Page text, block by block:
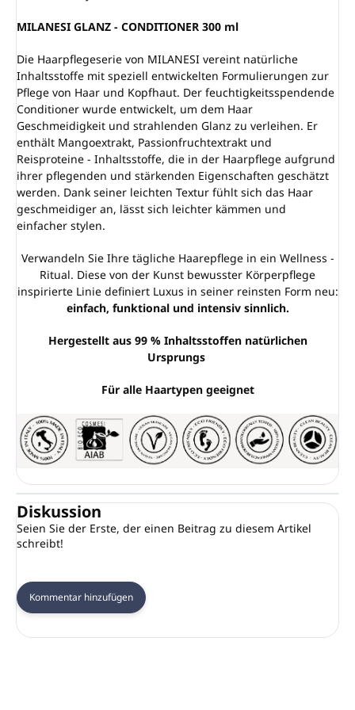
MILANESI GLANZ - CONDITIONER 300 ml
Die Haarpflegeserie von MILANESI vereint natürliche
Inhaltsstoffe mit speziell entwickelten Formulierungen zur
Pflege von Haar und Kopfhaut. Der feuchtigkeitsspendende
Conditioner wurde entwickelt, um dem Haar
Geschmeidigkeit und strahlenden Glanz zu verleihen. Er
enthält Mangoextrakt, Passionfruchtextrakt und
Reisproteine - Inhaltsstoffe, die in der Haarpflege aufgrund
ihrer pflegenden und stärkenden Eigenschaften geschätzt
werden. Dank seiner leichten Textur fühlt sich das Haar
geschmeidiger an, lässt sich leichter kämmen und
einfacher stylen.
Verwandeln Sie Ihre tägliche Haarepflege in ein Wellness -
Ritual. Diese von der Kunst bewusster Körperpflege
inspirierte Linie definiert Luxus in seiner reinsten Form neu:
einfach, funktional und intensiv sinnlich.
Hergestellt aus 99 % Inhaltsstoffen natürlichen
Ursprungs
Für alle Haartypen geeignet
Diskussion
Seien Sie der Erste, der einen Beitrag zu diesem Artikel
schreibt!
Kommentar hinzufügen